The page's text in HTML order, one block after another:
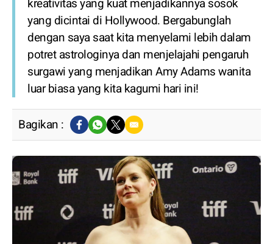
kreativitas yang kuat menjadikannya sosok
yang dicintai di Hollywood. Bergabunglah
dengan saya saat kita menyelami lebih dalam
potret astrologinya dan menjelajahi pengaruh
surgawi yang menjadikan Amy Adams wanita
luar biasa yang kita kagumi hari ini!
Bagikan :